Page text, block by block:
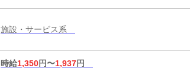
施設・サービス系
時給1,350円〜1,937円